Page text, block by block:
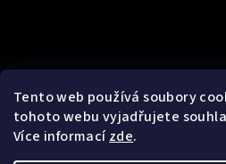
Tento web používá soubory
tohoto webu vyjadřujete
Více informacízde.